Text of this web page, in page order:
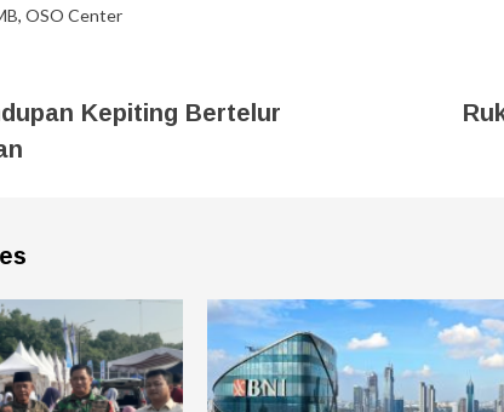
, OSO Center
Kepiting Bertelur